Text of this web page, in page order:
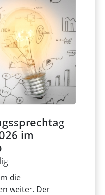
im
die
weiter. Der